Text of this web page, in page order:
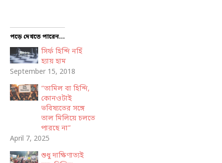
পড়ে দেখতে পারেন...
সির্ফ হিন্দি নহিঁ
হ্যায় হাম
September 15, 2018
“তামিল বা হিন্দি,
কোনওটাই
ভবিষ্যতের সঙ্গে
তাল মিলিয়ে চলতে
পারছে না”
April 7, 2025
শুধু দাক্ষিণাত্যই